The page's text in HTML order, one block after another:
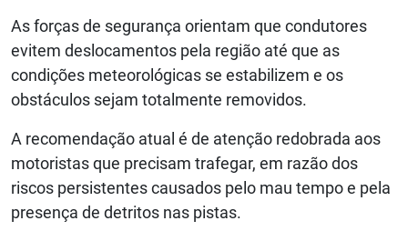
As forças de segurança orientam que condutores
evitem deslocamentos pela região até que as
condições meteorológicas se estabilizem e os
obstáculos sejam totalmente removidos.
A recomendação atual é de atenção redobrada aos
motoristas que precisam trafegar, em razão dos
riscos persistentes causados pelo mau tempo e pela
presença de detritos nas pistas.